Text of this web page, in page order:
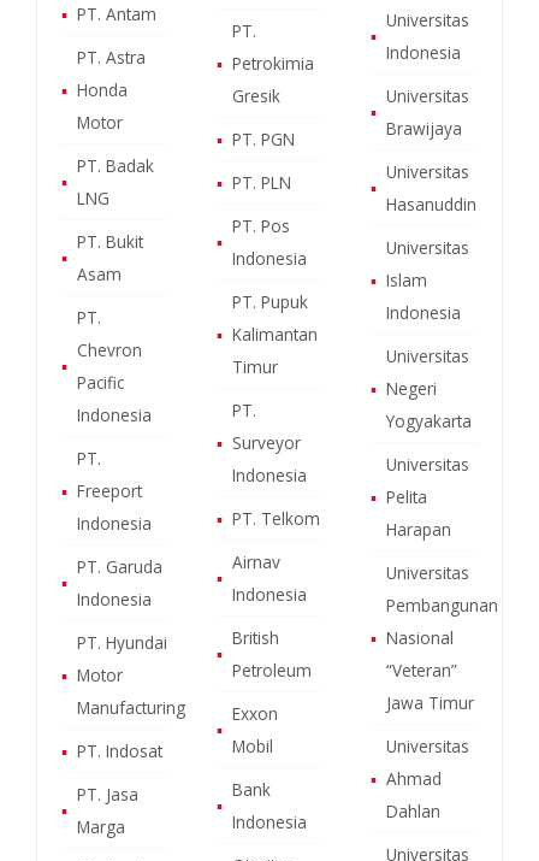
▪ PT. Antam
▪
PT. Astra
Honda
Motor
▪
PT. Badak
LNG
▪
PT. Bukit
Asam
▪
PT.
Chevron
Pacific
Indonesia
▪
PT.
Freeport
Indonesia
▪
PT. Garuda
Indonesia
▪
PT. Hyundai
Motor
Manufacturing
▪ PT. Indosat
▪
PT. Jasa
Marga
▪
PT.
Petrokimia
Gresik
▪ PT. PGN
▪ PT. PLN
▪
PT. Pos
Indonesia
▪
PT. Pupuk
Kalimantan
Timur
▪
PT.
Surveyor
Indonesia
▪ PT. Telkom
▪
Airnav
Indonesia
▪
British
Petroleum
▪
Exxon
Mobil
▪
Bank
Indonesia
▪
Universitas
Indonesia
▪
Universitas
Brawijaya
▪
Universitas
Hasanuddin
▪
Universitas
Islam
Indonesia
▪
Universitas
Negeri
Yogyakarta
▪
Universitas
Pelita
Harapan
▪
Universitas
Pembangunan
Nasional
“Veteran”
Jawa Timur
▪
Universitas
Ahmad
Dahlan
Universitas